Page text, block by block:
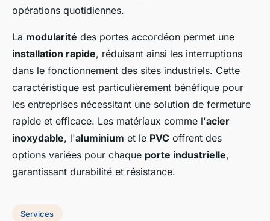
opérations quotidiennes.
La modularité des portes accordéon permet une
installation rapide, réduisant ainsi les interruptions
dans le fonctionnement des sites industriels. Cette
caractéristique est particulièrement bénéfique pour
les entreprises nécessitant une solution de fermeture
rapide et efficace. Les matériaux comme l'acier
inoxydable, l'aluminium et le PVC offrent des
options variées pour chaque porte industrielle,
garantissant durabilité et résistance.
Services